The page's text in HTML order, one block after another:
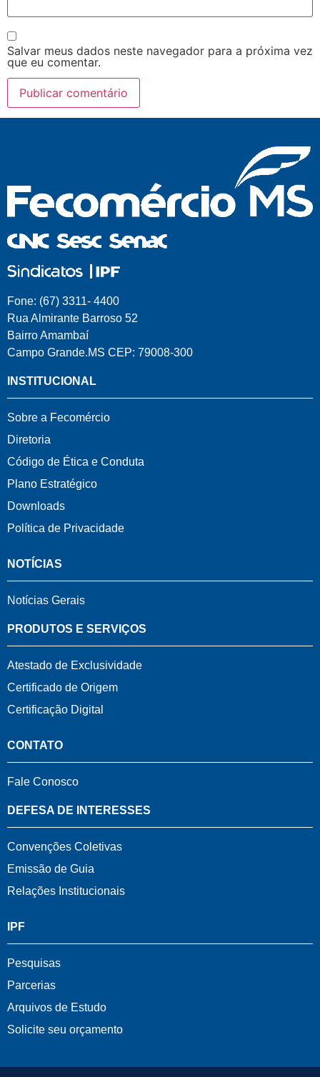
Salvar meus dados neste navegador para a próxima vez
que eu comentar.
Fone: (67) 3311- 4400
Rua Almirante Barroso 52
Bairro Amambaí
Campo Grande.MS CEP: 79008-300
INSTITUCIONAL
Sobre a Fecomércio
Diretoria
Código de Ética e Conduta
Plano Estratégico
Downloads
Política de Privacidade
NOTÍCIAS
Notícias Gerais
PRODUTOS E SERVIÇOS
Atestado de Exclusividade
Certificado de Origem
Certificação Digital
CONTATO
Fale Conosco
DEFESA DE INTERESSES
Convenções Coletivas
Emissão de Guia
Relações Institucionais
IPF
Pesquisas
Parcerias
Arquivos de Estudo
Solicite seu orçamento